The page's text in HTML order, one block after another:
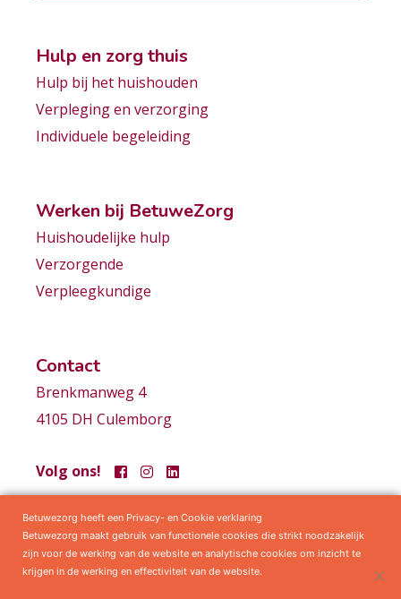
Hulp en zorg thuis
Hulp bij het huishouden
Verpleging en verzorging
Individuele begeleiding
Werken bij BetuweZorg
Huishoudelijke hulp
Verzorgende
Verpleegkundige
Contact
Brenkmanweg 4
4105 DH Culemborg
Volg ons!
Samenwerkingen Privacy statement Algemene voorwaarden
Betuwezorg heeft een Privacy- en Cookie verklaring
Betuwezorg maakt gebruik van functionele cookies die strikt noodzakelijk
zijn voor de werking van de website en analytische cookies om inzicht te
krijgen in de werking en effectiviteit van de website.